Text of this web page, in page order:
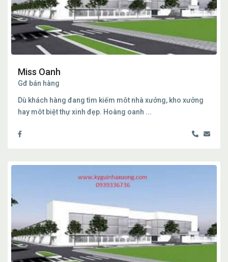
Miss Oanh
Gđ bán hàng
Dù khách hàng đang tìm kiếm môt nhà xưởng, kho xưởng
hay môt biệt thự xinh đẹp. Hoàng oanh ...